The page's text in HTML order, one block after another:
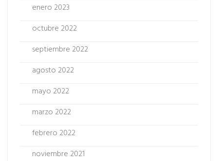
enero 2023
octubre 2022
septiembre 2022
agosto 2022
mayo 2022
marzo 2022
febrero 2022
noviembre 2021